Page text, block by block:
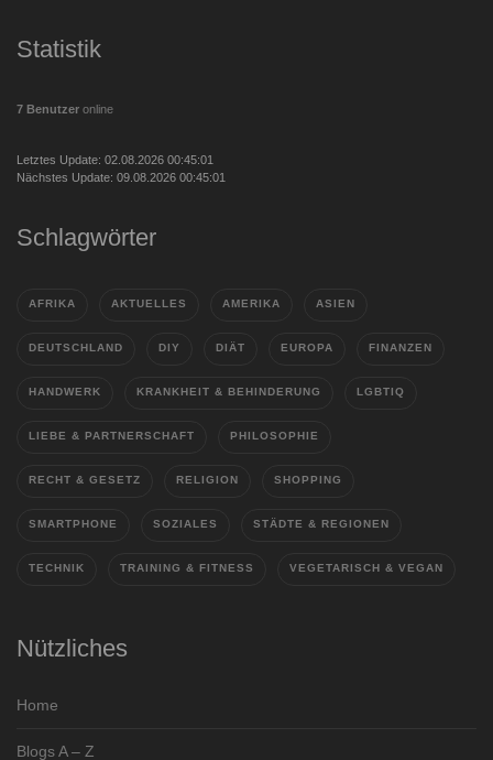
Statistik
7 Benutzer online
Letztes Update: 02.08.2026 00:45:01
Nächstes Update: 09.08.2026 00:45:01
Schlagwörter
AFRIKA AKTUELLES AMERIKA ASIEN
DEUTSCHLAND DIY DIÄT EUROPA FINANZEN
HANDWERK KRANKHEIT & BEHINDERUNG LGBTIQ
LIEBE & PARTNERSCHAFT PHILOSOPHIE
RECHT & GESETZ RELIGION SHOPPING
SMARTPHONE SOZIALES STÄDTE & REGIONEN
TECHNIK TRAINING & FITNESS VEGETARISCH & VEGAN
Nützliches
Home
Blogs A – Z